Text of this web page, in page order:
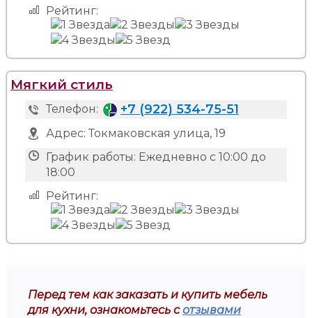
Рейтинг:
Мягкий стиль
Телефон: +7 (922) 534-75-51
Адрес: Токмаковская улица, 19
График работы: Ежедневно с 10:00 до
18:00
Рейтинг:
Перед тем как заказать и купить мебель
для кухни, ознакомьтесь сотзывами